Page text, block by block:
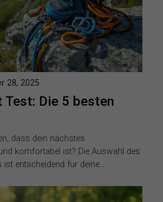
Die 5 besten
28, 2025
dass dein nächstes
komfortabel ist? Die Auswahl des
ist entscheidend für deine…